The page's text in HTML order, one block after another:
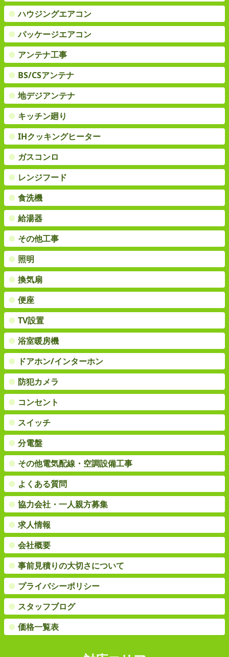
●ハウジングエアコン
●パッケージエアコン
● アンテナ工事
● BS/CSアンテナ
● 地デジアンテナ
● キッチン廻り
● IHクッキングヒーター
● ガスコンロ
● レンジフード
● 食洗機
● 給湯器
● その他工事
● 照明
● 換気扇
● 便座
● TV設置
● 浴室暖房機
● ドアホン/インターホン
● 防犯カメラ
● コンセント
● スイッチ
● 分電盤
● その他電気配線・空調設備工事
● よくある質問
● 協力会社・一人親方募集
● 求人情報
● 会社概要
● 事前見積りの大切さについて
● プライバシーポリシー
● スタッフブログ
● 価格一覧表